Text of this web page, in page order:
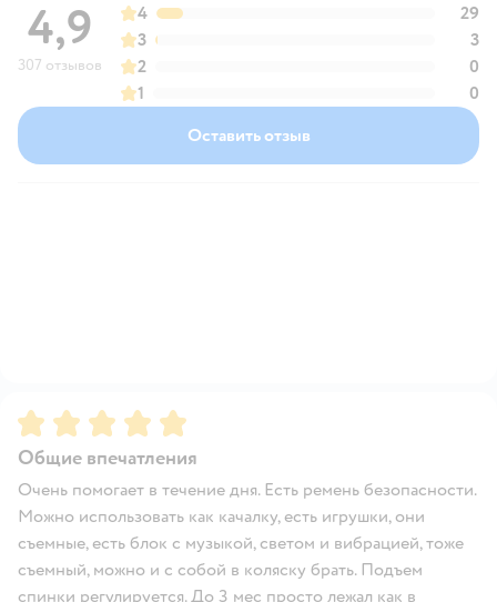
4,9
307 отзывов
4
29
3
3
2
0
1
0
Оставить отзыв
Рейтинг:5
Общие впечатления
Очень помогает в течение дня. Есть ремень безопасности.
Можно использовать как качалку, есть игрушки, они
съемные, есть блок с музыкой, светом и вибрацией, тоже
съемный, можно и с собой в коляску брать. Подъем
спинки регулируется. До 3 мес просто лежал как в